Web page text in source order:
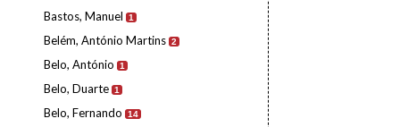
Bastos, Manuel 1
Belém, António Martins 2
Belo, António 1
Belo, Duarte 1
Belo, Fernando 14